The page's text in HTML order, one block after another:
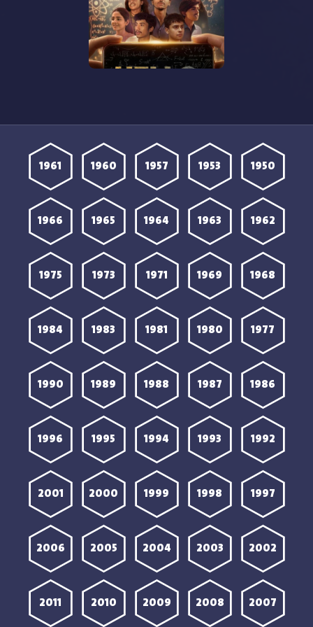
1950
1953
1957
1960
1961
1962
1963
1964
1965
1966
1968
1969
1971
1973
1975
1977
1980
1981
1983
1984
1986
1987
1988
1989
1990
1992
1993
1994
1995
1996
1997
1998
1999
2000
2001
2002
2003
2004
2005
2006
2007
2008
2009
2010
2011